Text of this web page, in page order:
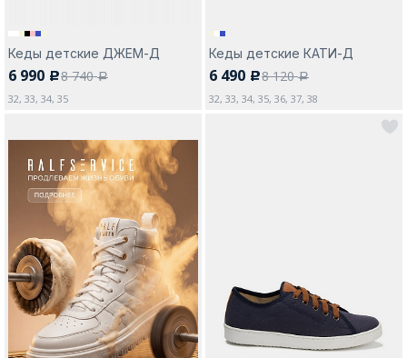
Кеды детские ДЖЕМ-Д
6 990 c8 740a
32, 33, 34, 35
Кеды детские КАТИ-Д
6 490 c8 120a
32, 33, 34, 35, 36, 37, 38